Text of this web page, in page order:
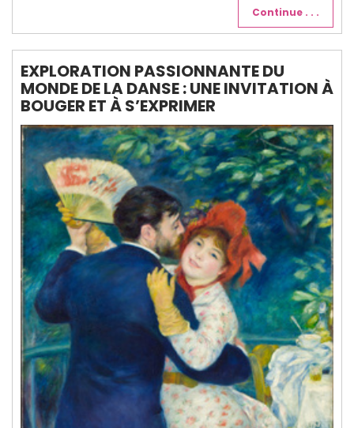
Continue . . .
EXPLORATION PASSIONNANTE DU
MONDE DE LA DANSE : UNE INVITATION À
BOUGER ET À S’EXPRIMER